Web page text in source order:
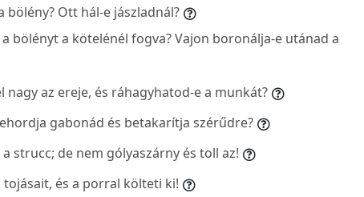
bölény? Ott hál-e jászladnál?
bölényt a kötelénél fogva? Vajon boronálja-e utánad a
nagy az ereje, és ráhagyhatod-e a munkát?
gabonád és betakarítja szérűdre?
strucc; de nem gólyaszárny és toll az!
és a porral költeti ki!